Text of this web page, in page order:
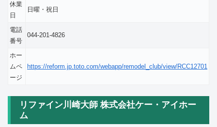
休業
日
日曜・祝日
電話
番号
044-201-4826
ホー
ムペ
ージ
https://reform.jp.toto.com/webapp/remodel_club/view/RCC12701
リファイン川崎大師 株式会社ケー・アイホー
ム